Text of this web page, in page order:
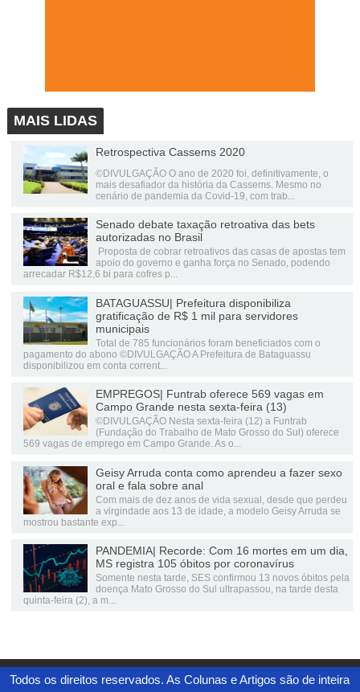
MAIS LIDAS
Retrospectiva Cassems 2020
©DIVULGAÇÃO O ano de 2020 foi, definitivamente, o
mais desafiador da história da Cassems. Mesmo no
cenário de pandemia da Covid-19, com trab...
Senado debate taxação retroativa das bets
autorizadas no Brasil
Proposta de cobrar retroativos das casas de apostas tem
apoio do governo e ganha força no Senado, podendo
arrecadar R$12,6 bi para cofres p...
BATAGUASSU| Prefeitura disponibiliza
gratificação de R$ 1 mil para servidores
municipais
Total de 785 funcionários foram beneficiados com o
pagamento do abono ©DIVULGAÇÃO A Prefeitura de Bataguassu
disponibilizou em conta corrent...
EMPREGOS| Funtrab oferece 569 vagas em
Campo Grande nesta sexta-feira (13)
©DIVULGAÇÃO Nesta sexta-feira (12) a Funtrab
(Fundação do Trabalho de Mato Grosso do Sul) oferece
569 vagas de emprego em Campo Grande. As o...
Geisy Arruda conta como aprendeu a fazer sexo
oral e fala sobre anal
Com mais de dez anos de vida sexual, desde que perdeu
a virgindade aos 13 de idade, a modelo Geisy Arruda se
mostrou bastante exp...
PANDEMIA| Recorde: Com 16 mortes em um dia,
MS registra 105 óbitos por coronavírus
Somente nesta tarde, SES confirmou 13 novos óbitos pela
doença Mato Grosso do Sul ultrapassou, na tarde desta
quinta-feira (2), a m...
Todos os direitos reservados. As Colunas e Artigos são de inteira